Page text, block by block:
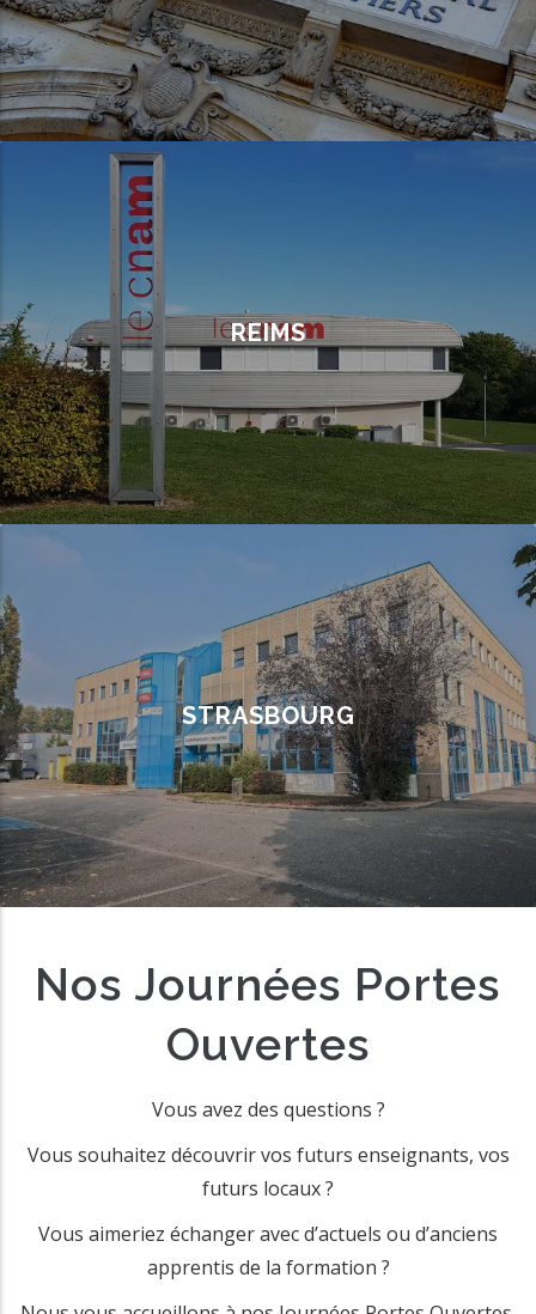
REIMS
Candidatez à Reims
STRASBOURG
Candidatez à Strasbourg
Nos Journées Portes
Ouvertes
Vous avez des questions ?
Vous souhaitez découvrir vos futurs enseignants, vos
futurs locaux ?
Vous aimeriez échanger avec d’actuels ou d’anciens
apprentis de la formation ?